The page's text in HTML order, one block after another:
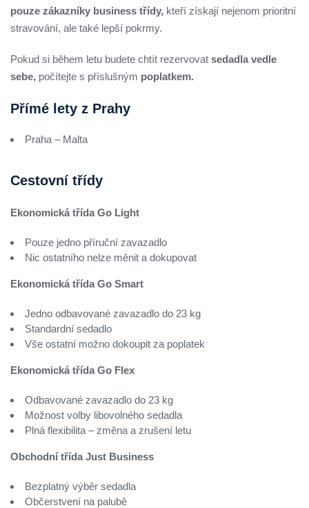
pouze zákazníky business třídy, kteří získají nejenom prioritní
stravování, ale také lepší pokrmy.
Pokud si během letu budete chtít rezervovat sedadla vedle
sebe, počítejte s příslušným poplatkem.
Přímé lety z Prahy
Praha – Malta
Cestovní třídy
Ekonomická třída Go Light
Pouze jedno příruční zavazadlo
Nic ostatního nelze měnit a dokupovat
Ekonomická třída Go Smart
Jedno odbavované zavazadlo do 23 kg
Standardní sedadlo
Vše ostatní možno dokoupit za poplatek
Ekonomická třída Go Flex
Odbavované zavazadlo do 23 kg
Možnost volby libovolného sedadla
Plná flexibilita – změna a zrušení letu
Obchodní třída Just Business
Bezplatný výběr sedadla
Občerstvení na palubě